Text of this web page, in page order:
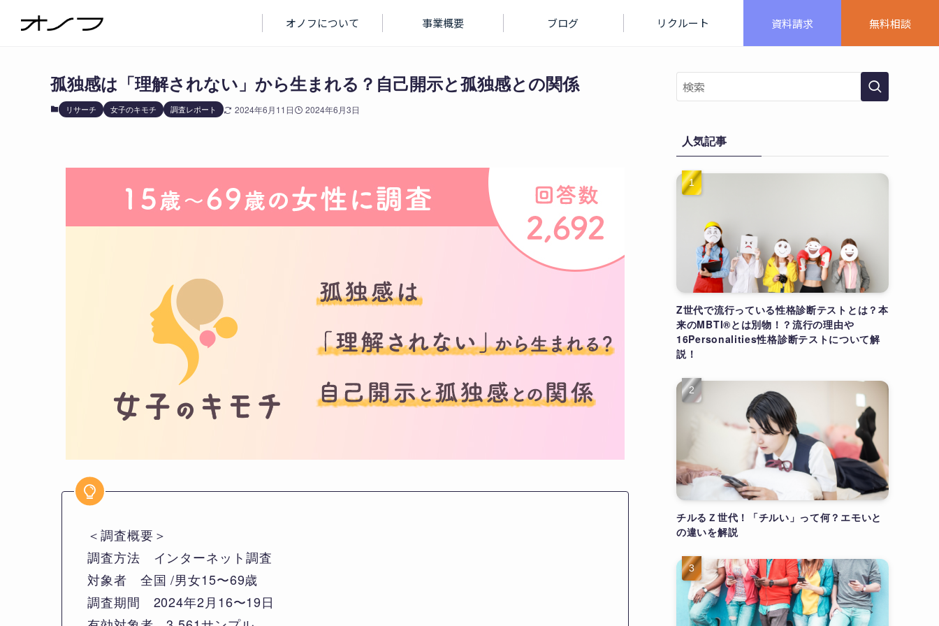
オノフについて 事業概要 ブログ リクルート 資料請求 無料相談
孤独感は「理解されない」から生まれる？自己開示と孤独感との関係
リサーチ 女子のキモチ 調査レポート 2024年6月11日 2024年6月3日
＜調査概要＞
調査方法 インターネット調査
対象者 全国 /男女15〜69歳
調査期間 2024年2月16〜19日
人気記事
Z世代で流行っている性格診断テストとは？本
来のMBTI®とは別物！？流行の理由や
16Personalities性格診断テストについて解
説！
チルるＺ世代！「チルい」って何？エモいと
の違いを解説